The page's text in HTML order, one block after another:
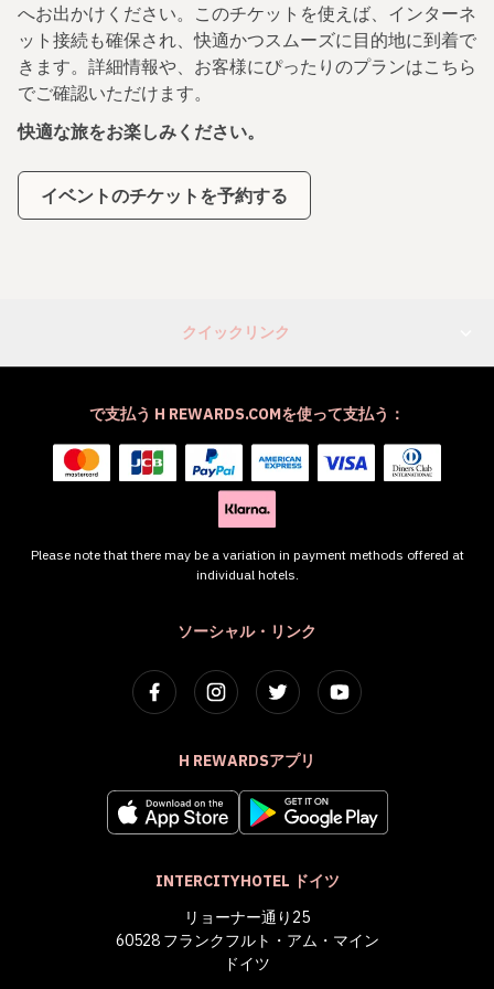
へお出かけください。このチケットを使えば、インターネ
ット接続も確保され、快適かつスムーズに目的地に到着で
きます。詳細情報や、お客様にぴったりのプランはこちら
でご確認いただけます。
快適な旅をお楽しみください。
イベントのチケットを予約する
クイックリンク
ソーシャル・リンク
H REWARDSアプリ
INTERCITYHOTEL ドイツ
リョーナー通り25
60528 フランクフルト・アム・マイン
ドイツ
で支払う H REWARDS.COMを使って支払う：
Please note that there may be a variation in payment methods offered at
individual hotels.